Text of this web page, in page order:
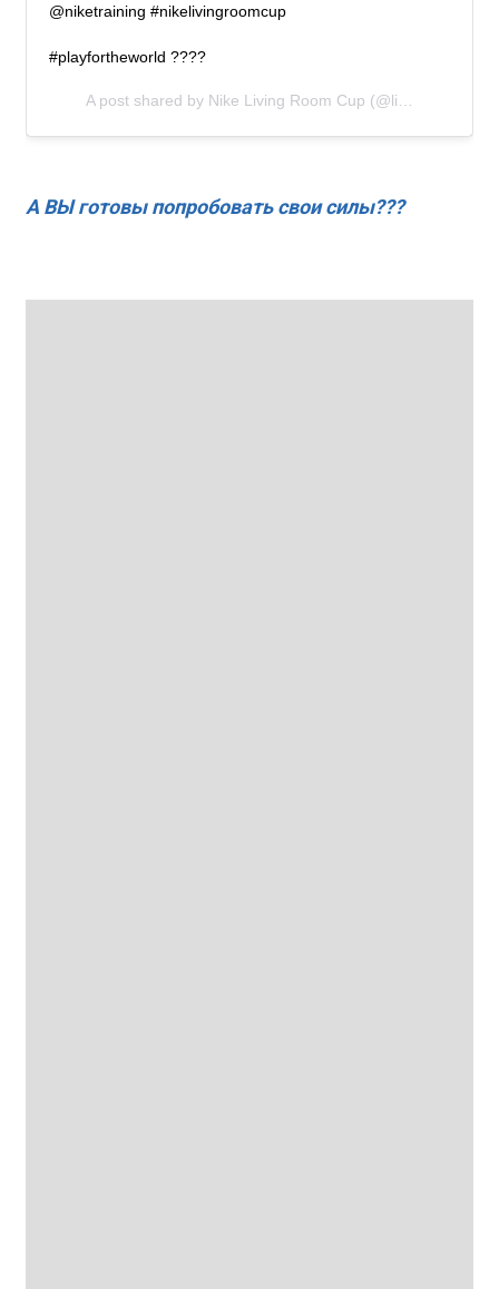
@niketraining #nikelivingroomcup
#playfortheworld ????
A post shared by Nike Living Room Cup (@livingroom_cup) on
А ВЫ готовы попробовать свои силы???